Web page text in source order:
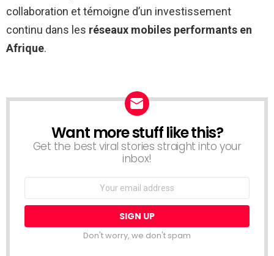
collaboration et témoigne d’un investissement
continu dans les réseaux mobiles performants en
Afrique.
NEWSLETTER
Want more stuff like this?
Get the best viral stories straight into your
inbox!
Email
Don't worry, we don't spam